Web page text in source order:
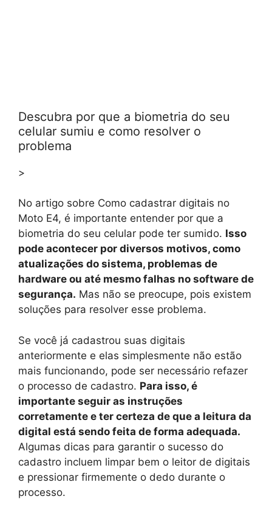
Descubra por que a biometria do seu
celular sumiu e como resolver o
problema
>
No artigo sobre Como cadastrar digitais no
Moto E4, é importante entender por que a
biometria do seu celular pode ter sumido. Isso
pode acontecer por diversos motivos, como
atualizações do sistema, problemas de
hardware ou até mesmo falhas no software de
segurança. Mas não se preocupe, pois existem
soluções para resolver esse problema.
Se você já cadastrou suas digitais
anteriormente e elas simplesmente não estão
mais funcionando, pode ser necessário refazer
o processo de cadastro. Para isso, é
importante seguir as instruções
corretamente e ter certeza de que a leitura da
digital está sendo feita de forma adequada.
Algumas dicas para garantir o sucesso do
cadastro incluem limpar bem o leitor de digitais
e pressionar firmemente o dedo durante o
processo.